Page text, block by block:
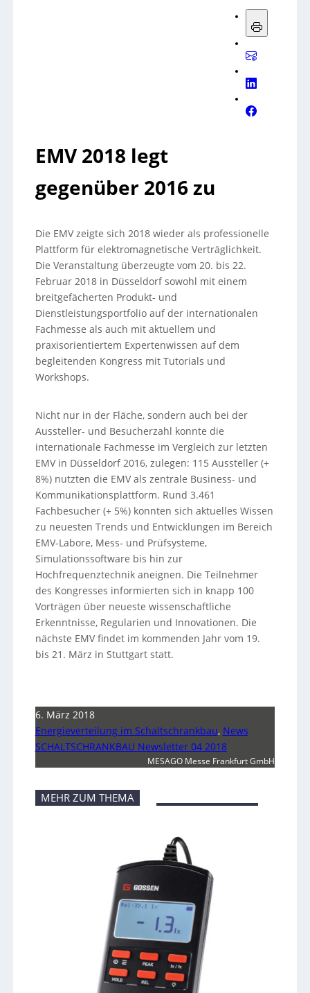
EMV 2018 legt
gegenüber 2016 zu
Die EMV zeigte sich 2018 wieder als professionelle
Plattform für elektromagnetische Verträglichkeit.
Die Veranstaltung überzeugte vom 20. bis 22.
Februar 2018 in Düsseldorf sowohl mit einem
breitgefächerten Produkt- und
Dienstleistungsportfolio auf der internationalen
Fachmesse als auch mit aktuellem und
praxisorientiertem Expertenwissen auf dem
begleitenden Kongress mit Tutorials und
Workshops.
Nicht nur in der Fläche, sondern auch bei der
Aussteller- und Besucherzahl konnte die
internationale Fachmesse im Vergleich zur letzten
EMV in Düsseldorf 2016, zulegen: 115 Aussteller (+
8%) nutzten die EMV als zentrale Business- und
Kommunikationsplattform. Rund 3.461
Fachbesucher (+ 5%) konnten sich aktuelles Wissen
zu neuesten Trends und Entwicklungen im Bereich
EMV-Labore, Mess- und Prüfsysteme,
Simulationssoftware bis hin zur
Hochfrequenztechnik aneignen. Die Teilnehmer
des Kongresses informierten sich in knapp 100
Vorträgen über neueste wissenschaftliche
Erkenntnisse, Regularien und Innovationen. Die
nächste EMV findet im kommenden Jahr vom 19.
bis 21. März in Stuttgart statt.
6. März 2018
Energieverteilung im Schaltschrankbau, News
SCHALTSCHRANKBAU Newsletter 04 2018
MESAGO Messe Frankfurt GmbH
MEHR ZUM THEMA